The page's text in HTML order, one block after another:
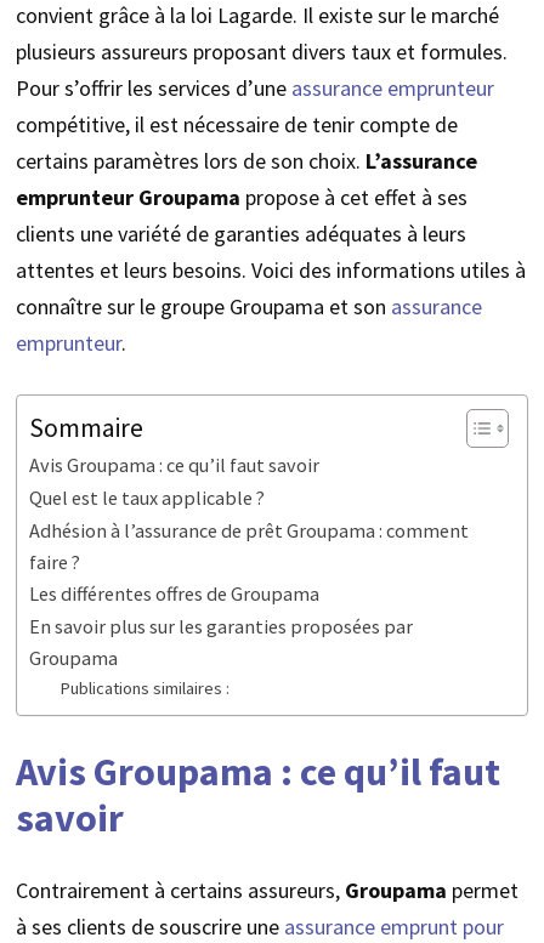
convient grâce à la loi Lagarde. Il existe sur le marché
plusieurs assureurs proposant divers taux et formules.
Pour s’offrir les services d’une assurance emprunteur
compétitive, il est nécessaire de tenir compte de
certains paramètres lors de son choix. L’assurance
emprunteur Groupama propose à cet effet à ses
clients une variété de garanties adéquates à leurs
attentes et leurs besoins. Voici des informations utiles à
connaître sur le groupe Groupama et son assurance
emprunteur.
Sommaire
Avis Groupama : ce qu’il faut savoir
Quel est le taux applicable ?
Adhésion à l’assurance de prêt Groupama : comment
faire ?
Les différentes offres de Groupama
En savoir plus sur les garanties proposées par
Groupama
Publications similaires :
Avis Groupama : ce qu’il faut
savoir
Contrairement à certains assureurs, Groupama permet
à ses clients de souscrire une assurance emprunt pour